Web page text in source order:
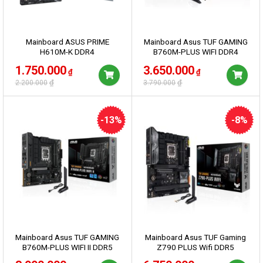
Mainboard ASUS PRIME
H610M-K DDR4
2.200.000 ₫
Giá
gốc
là:
2.200.000₫.
1.750.000 ₫
Giá
hiện
tại
là:
Mainboard Asus TUF GAMING
B760M-PLUS WIFI DDR4
3.790.000 ₫
Giá
gốc
là:
3.790.000₫.
3.650.000 ₫
Giá
hiện
tại
là:
-13%
Mainboard Asus TUF GAMING
B760M-PLUS WIFI II DDR5
-8%
Mainboard Asus TUF Gaming
Z790 PLUS Wifi DDR5